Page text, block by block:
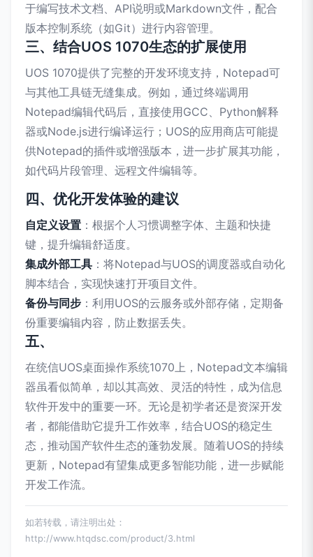
于编写技术文档、API说明或Markdown文件，配合
版本控制系统（如Git）进行内容管理。
三、结合UOS 1070生态的扩展使用
UOS 1070提供了完整的开发环境支持，Notepad可
与其他工具链无缝集成。例如，通过终端调用
Notepad编辑代码后，直接使用GCC、Python解释
器或Node.js进行编译运行；UOS的应用商店可能提
供Notepad的插件或增强版本，进一步扩展其功能，
如代码片段管理、远程文件编辑等。
四、优化开发体验的建议
自定义设置 ：根据个人习惯调整字体、主题和快捷
键，提升编辑舒适度。
集成外部工具 ：将Notepad与UOS的调度器或自动化
脚本结合，实现快速打开项目文件。
备份与同步 ：利用UOS的云服务或外部存储，定期备
份重要编辑内容，防止数据丢失。
五、
在统信UOS桌面操作系统1070上，Notepad文本编辑
器虽看似简单，却以其高效、灵活的特性，成为信息
软件开发中的重要一环。无论是初学者还是资深开发
者，都能借助它提升工作效率，结合UOS的稳定生
态，推动国产软件生态的蓬勃发展。随着UOS的持续
更新，Notepad有望集成更多智能功能，进一步赋能
开发工作流。
如若转载，请注明出处：
http://www.htqdsc.com/product/3.html